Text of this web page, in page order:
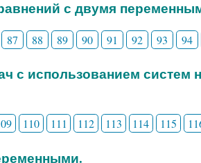
с двумя
87 88 89 90 91 92 93 94
с использованием систем
110 111 112 113 114 115